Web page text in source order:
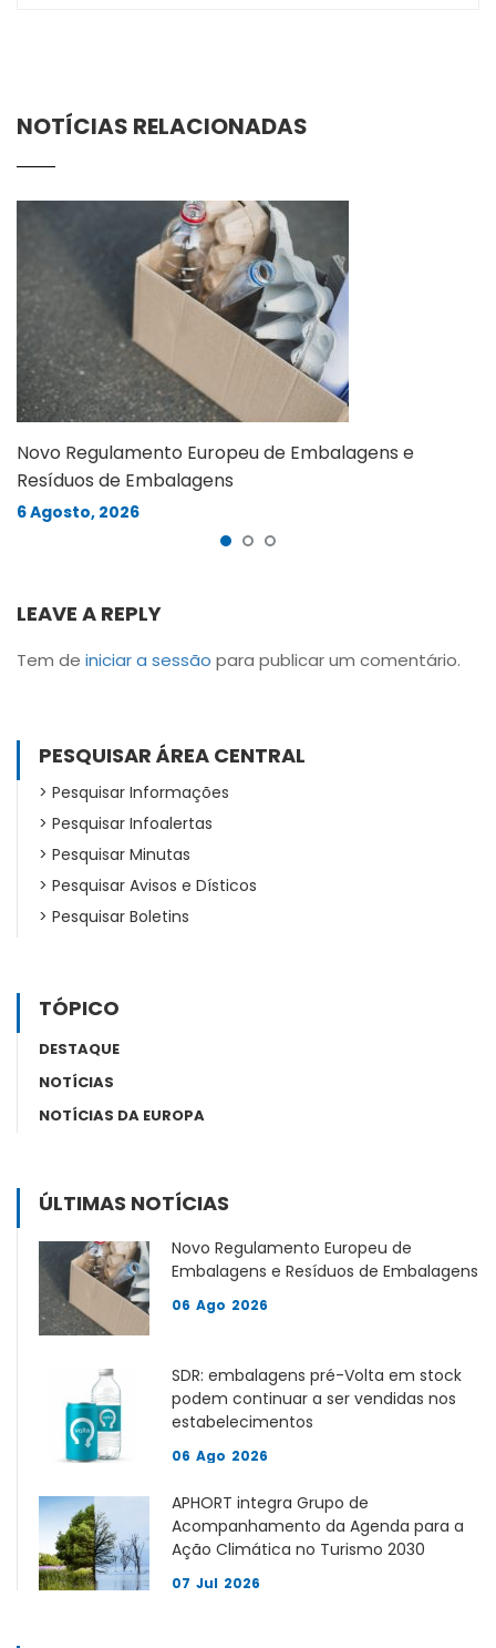
NOTÍCIAS RELACIONADAS
Novo Regulamento Europeu de Embalagens e
Resíduos de Embalagens
6 Agosto, 2026
LEAVE A REPLY
Tem de iniciar a sessão para publicar um comentário.
PESQUISAR ÁREA CENTRAL
Pesquisar Informações
Pesquisar Infoalertas
Pesquisar Minutas
Pesquisar Avisos e Dísticos
Pesquisar Boletins
TÓPICO
DESTAQUE
NOTÍCIAS
NOTÍCIAS DA EUROPA
ÚLTIMAS NOTÍCIAS
Novo Regulamento Europeu de
Embalagens e Resíduos de Embalagens
06 Ago 2026
SDR: embalagens pré-Volta em stock
podem continuar a ser vendidas nos
estabelecimentos
06 Ago 2026
APHORT integra Grupo de
Acompanhamento da Agenda para a
Ação Climática no Turismo 2030
07 Jul 2026